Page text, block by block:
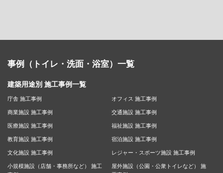
事例（トイレ・洗面・浴室）一覧
建築用途別 施工事例一覧
庁舎 施工事例 オフィス 施工事例
商業施設 施工事例 交通施設 施工事例
医療施設 施工事例 福祉施設 施工事例
教育施設 施工事例 宿泊施設 施工事例
文化施設 施工事例 レジャー・スポーツ施設 施工事例
小規模施設（店舗・事務所など） 施工
屋外施設（公園・公衆トイレなど） 施